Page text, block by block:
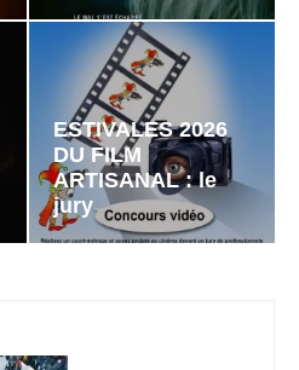
ESTIVALES 2026
DU FILM
ARTISANAL : le
jury